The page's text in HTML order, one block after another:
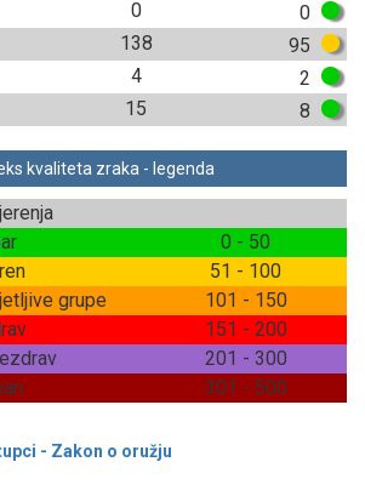
0
0
138
95
4
2
15 8
kvaliteta zraka - legenda
0 - 50
51 - 100
grupe
101 - 150
151 - 200
201 - 300
301 - 500
- Zakon o oružju